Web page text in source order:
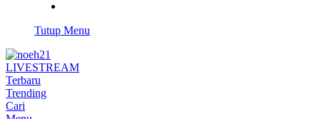
Tutup Menu
LIVESTREAM
Terbaru
Trending
Cari